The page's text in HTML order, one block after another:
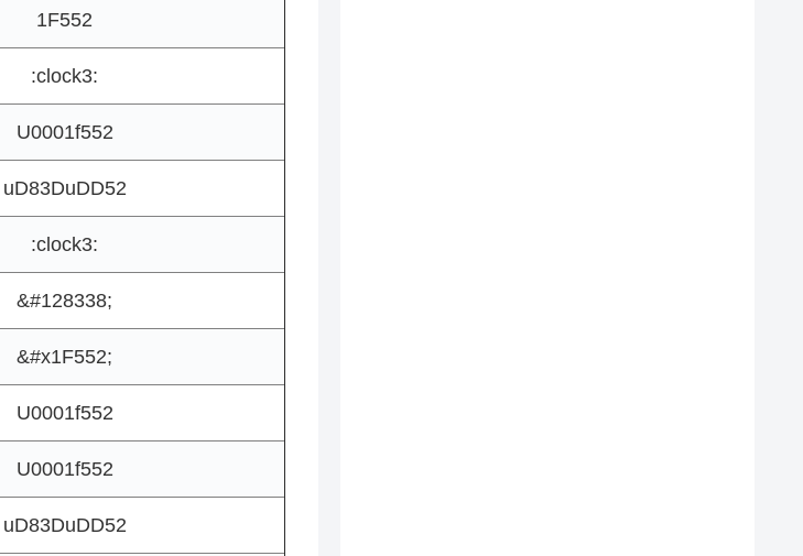
1F552
:clock3:
U0001f552
uD83DuDD52
:clock3:
&#128338;
&#x1F552;
U0001f552
U0001f552
uD83DuDD52